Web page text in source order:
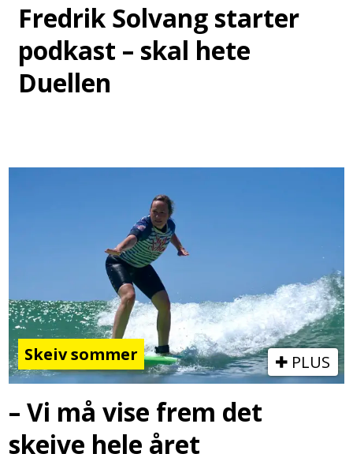
Fredrik Solvang starter
podkast – skal hete
Duellen
Skeiv sommer PLUS
– Vi må vise frem det
skeive hele året